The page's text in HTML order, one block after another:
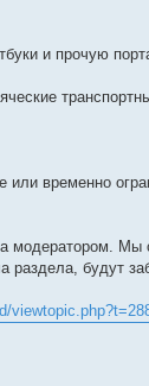
и прочую
временно
модератором. Мы
раздела, будут